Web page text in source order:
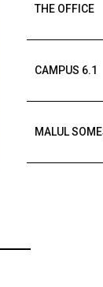
THE OFFICE
CAMPUS 6.1
MALUL